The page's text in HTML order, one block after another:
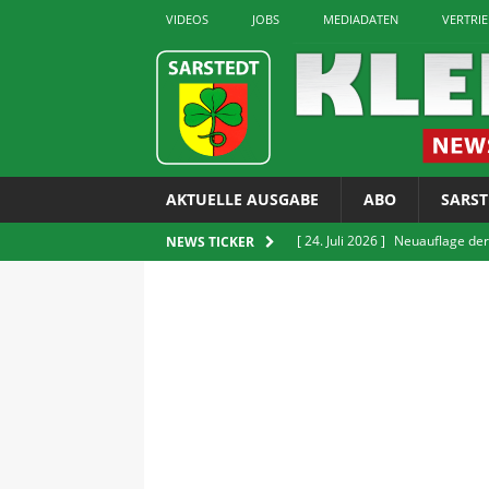
VIDEOS JOBS MEDIADATEN
AKTUELLE AUSGABE ABO
NEWS TICKER [ 24. Juli 2026 ] Neuauflage
GUT Gruppe
Sarstedter
Rettet die